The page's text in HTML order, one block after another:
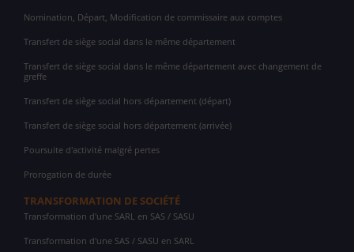
Nomination, Départ, Modification de commissaire aux comptes
Transfert de siège social dans le même département
Transfert de siège social dans le même département avec changement de
greffe
Transfert de siège social hors département (départ)
Transfert de siège social hors département (arrivée)
Poursuite d'activité malgré pertes
Prorogation de durée
TRANSFORMATION DE SOCIÉTÉ
Transformation d'une SARL en SAS / SASU
Transformation d'une SAS / SASU en SARL